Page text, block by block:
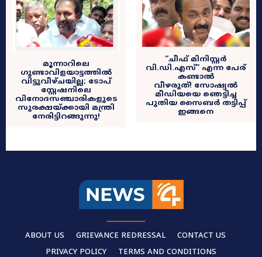
മൂന്നാറിലെ
ഗുണ്ടാവിളയാട്ടത്തിൽ
വിട്ടുവീഴ്ചയില്ല; ടോപ്
സ്റ്റേഷനിലെ
വിനോദസഞ്ചാരികളുടെ
സുരക്ഷയ്ക്കായി മന്ത്രി
നേരിട്ടിറങ്ങുന്നു!
​“ചീഫ് മിനിസ്റ്റർ
വി.ഡി.എസ്” എന്ന പേര്
കണ്ടാൽ
വീഴരുത്! സോഷ്യൽ
മീഡിയയെ ഞെട്ടിച്ച
പുതിയ സൈബർ തട്ടിപ്പ്
ഇങ്ങനെ
ABOUT US GRIEVANCE REDRESSAL
CONTACT US
PRIVACY POLICY
TERMS AND CONDITIONS